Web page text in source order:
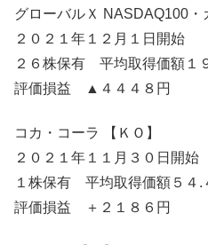
グローバルＸ NASDAQ100・
２０２１年１２月１日開始
２６株保有 平均取得価額１
評価損益 ▲４４４８円
コカ・コーラ 【ＫＯ】
２０２１年１１月３０日開始
１株保有 平均取得価額５４.
評価損益 ＋２１８６円